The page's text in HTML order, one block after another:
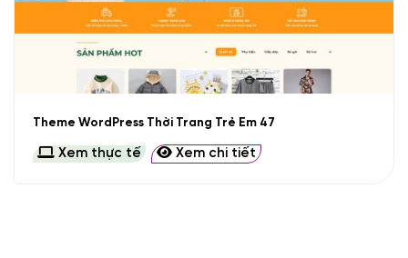
Theme WordPress Thời Trang Trẻ Em 47
Xem thực tế Xem chi tiết